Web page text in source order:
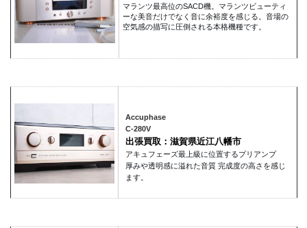
マランツ最高位のSACD機。マランツビューティ
ーな美音だけでなく音に余裕度を感じる。音場の
空気感の描写に圧倒される本格機種です。
Accuphase
C-280V
出張買取：滋賀県近江八幡市
アキュフェーズ最上級に位置するプリアンプ
厚みや透明感に溢れた音質 完成度の高さを感じ
ます。